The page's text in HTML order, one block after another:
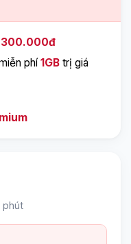
300.000đ
phí1GB trị giá
phút